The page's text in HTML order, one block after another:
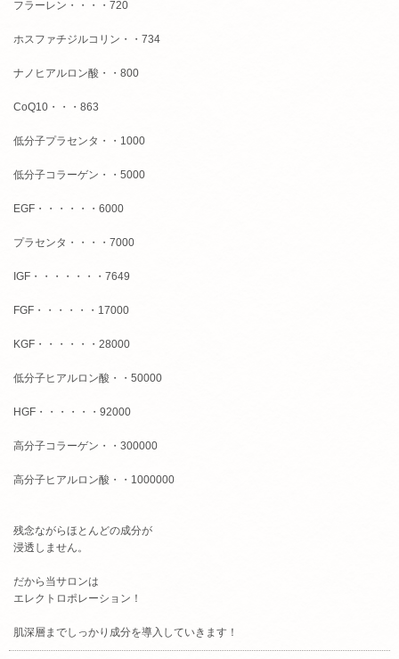
フラーレン・・・・720
ホスファチジルコリン・・734
ナノヒアルロン酸・・800
CoQ10・・・863
低分子プラセンタ・・1000
低分子コラーゲン・・5000
EGF・・・・・・6000
プラセンタ・・・・7000
IGF・・・・・・・7649
FGF・・・・・・17000
KGF・・・・・・28000
低分子ヒアルロン酸・・50000
HGF・・・・・・92000
高分子コラーゲン・・300000
高分子ヒアルロン酸・・1000000
残念ながらほとんどの成分が
浸透しません。
だから当サロンは
エレクトロポレーション！
肌深層までしっかり成分を導入していきます！